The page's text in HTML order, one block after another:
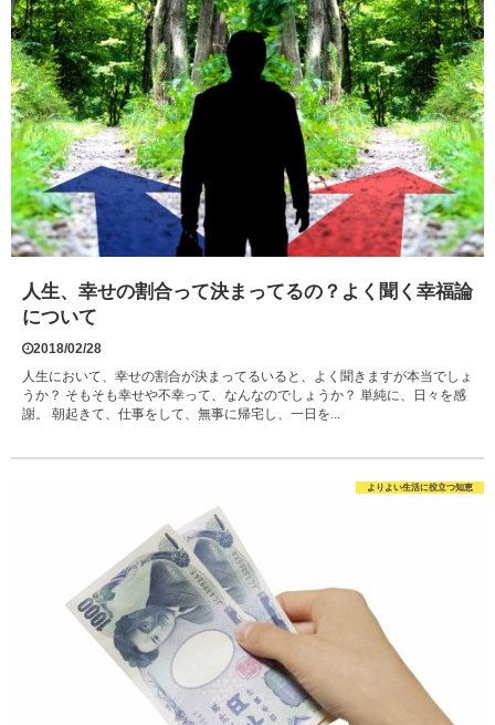
人生、幸せの割合って決まってるの？よく聞く幸福論
について
2018/02/28
人生において、幸せの割合が決まってるいると、よく聞きますが本当でしょ
うか？ そもそも幸せや不幸って、なんなのでしょうか？ 単純に、日々を感
謝。 朝起きて、仕事をして、無事に帰宅し、一日を...
よりよい生活に役立つ知恵